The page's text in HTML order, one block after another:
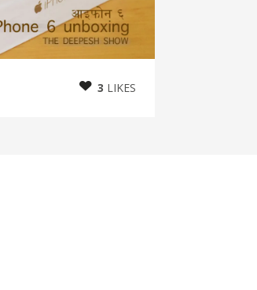
3 LIKES